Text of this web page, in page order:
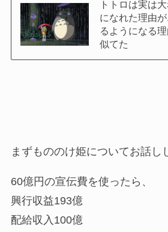
トトロは実は
になれた理由
るようになる
似てた
まずもののけ姫についてお話し
60億円の宣伝費を使ったら、
興行収益193億
配給収入100億